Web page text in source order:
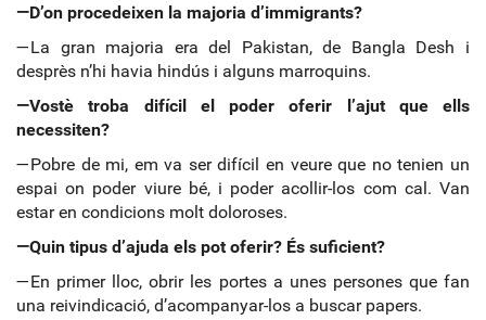
—D’on procedeixen la majoria d’immigrants?
—La gran majoria era del Pakistan, de Bangla Desh i
desprès n’hi havia hindús i alguns marroquins.
—Vostè troba difícil el poder oferir l’ajut que ells
necessiten?
—Pobre de mi, em va ser difícil en veure que no tenien un
espai on poder viure bé, i poder acollir-los com cal. Van
estar en condicions molt doloroses.
—Quin tipus d’ajuda els pot oferir? És suficient?
—En primer lloc, obrir les portes a unes persones que fan
una reivindicació, d’acompanyar-los a buscar papers.